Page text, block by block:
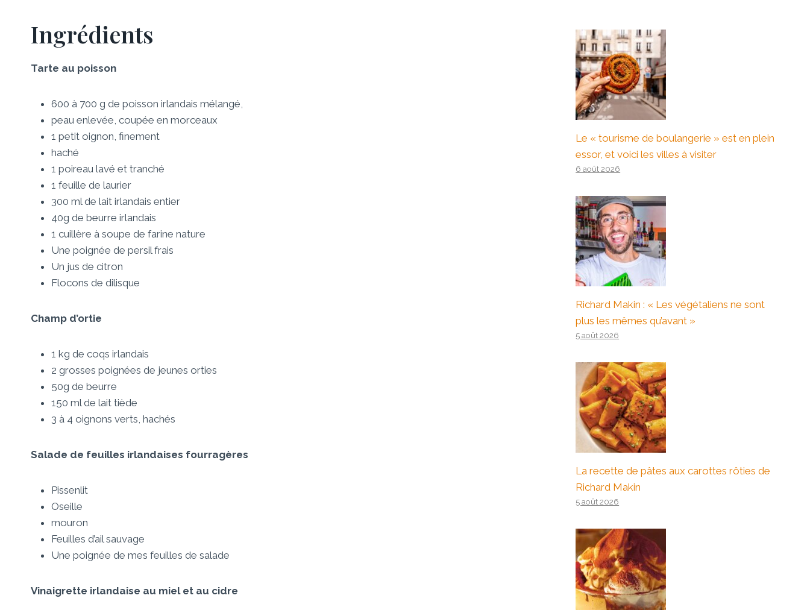
Ingrédients
Tarte au poisson
600 à 700 g de poisson irlandais mélangé,
peau enlevée, coupée en morceaux
1 petit oignon, finement
haché
1 poireau lavé et tranché
1 feuille de laurier
300 ml de lait irlandais entier
40g de beurre irlandais
1 cuillère à soupe de farine nature
Une poignée de persil frais
Un jus de citron
Flocons de dilisque
Champ d’ortie
1 kg de coqs irlandais
2 grosses poignées de jeunes orties
50g de beurre
150 ml de lait tiède
3 à 4 oignons verts, hachés
Salade de feuilles irlandaises fourragères
Pissenlit
Oseille
mouron
Feuilles d’ail sauvage
Une poignée de mes feuilles de salade
Vinaigrette irlandaise au miel et au cidre
Le « tourisme de boulangerie » est en plein
essor, et voici les villes à visiter
6 août 2026
Richard Makin : « Les végétaliens ne sont
plus les mêmes qu’avant »
5 août 2026
La recette de pâtes aux carottes rôties de
Richard Makin
5 août 2026